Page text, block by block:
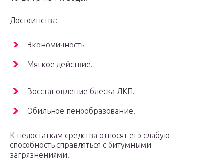
Достоинства:
Экономичность.
Мягкое действие.
Восстановление блеска ЛКП.
Обильное пенообразование.
К недостаткам средства относят его слабую
способность справляться с битумными
загрязнениями.